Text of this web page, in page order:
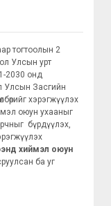
тогтоолын 2
Улсын урт
2030 онд
Улсын Засгийн
хэрэгжүүлэх
оюун ухааныг
бүрдүүлэх,
хиймэл оюун
ба уг